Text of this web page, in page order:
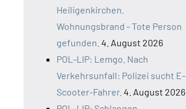
Heiligenkirchen.
Wohnungsbrand - Tote Person
gefunden. 4. August 2026
POL-LIP: Lemgo. Nach
Verkehrsunfall: Polizei sucht E-
Scooter-Fahrer. 4. August 2026